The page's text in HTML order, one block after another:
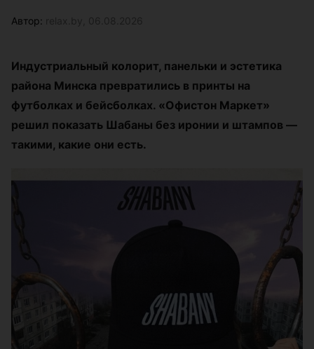
Автор:
Индустриальный колорит, панельки и эстетика
района Минска превратились в принты на
футболках и бейсболках. «Офистон Маркет»
решил показать Шабаны без иронии и штампов —
такими, какие они есть.